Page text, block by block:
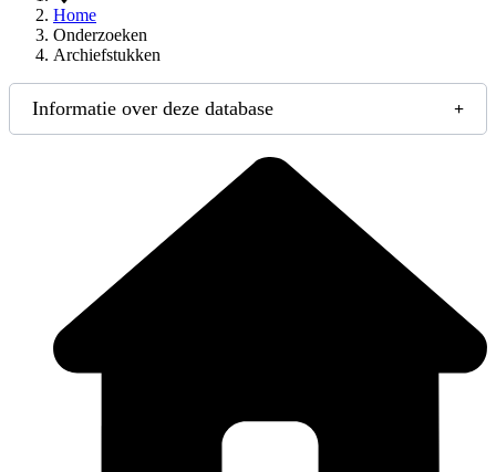
Home
Onderzoeken
Archiefstukken
Informatie over deze database